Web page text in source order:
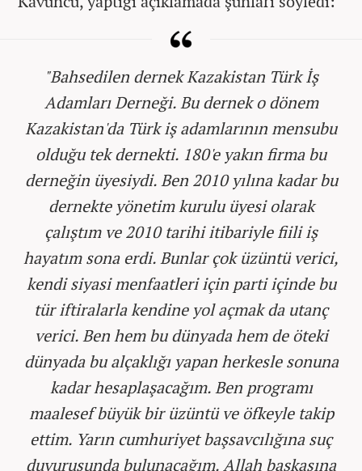
"Bahsedilen dernek Kazakistan Türk İş
Adamları Derneği. Bu dernek o dönem
Kazakistan'da Türk iş adamlarının mensubu
olduğu tek dernekti. 180'e yakın firma bu
derneğin üyesiydi. Ben 2010 yılına kadar bu
dernekte yönetim kurulu üyesi olarak
çalıştım ve 2010 tarihi itibariyle fiili iş
hayatım sona erdi. Bunlar çok üzüntü verici,
kendi siyasi menfaatleri için parti içinde bu
tür iftiralarla kendine yol açmak da utanç
verici. Ben hem bu dünyada hem de öteki
dünyada bu alçaklığı yapan herkesle sonuna
kadar hesaplaşacağım. Ben programı
maalesef büyük bir üzüntü ve öfkeyle takip
ettim. Yarın cumhuriyet başsavcılığına suç
duyurusunda bulunacağım. Allah başkasına